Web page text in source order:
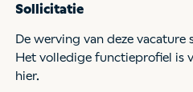
Sollicitatie
De werving van deze vacature
Het volledige functieprofiel is
hier.